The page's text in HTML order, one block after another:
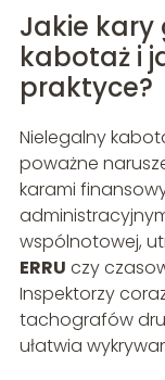
Jakie kary
kabotaż i
praktyce?
Nielegalny
poważne
karami
wspólnotowej,
ERRU czy
Inspektorzy
tachografów
ułatwia